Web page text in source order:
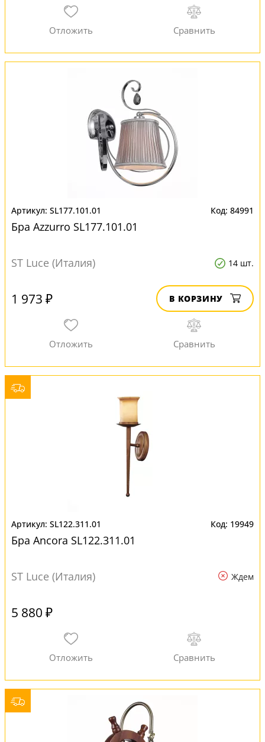
SL177.101.01 84991
Бра Azzurro SL177.101.01
ST Luce (Италия) 14 шт.
1 973 ₽ В КОРЗИНУ
SL122.311.01 19949
Бра Ancora SL122.311.01
ST Luce (Италия) Ждем
5 880 ₽